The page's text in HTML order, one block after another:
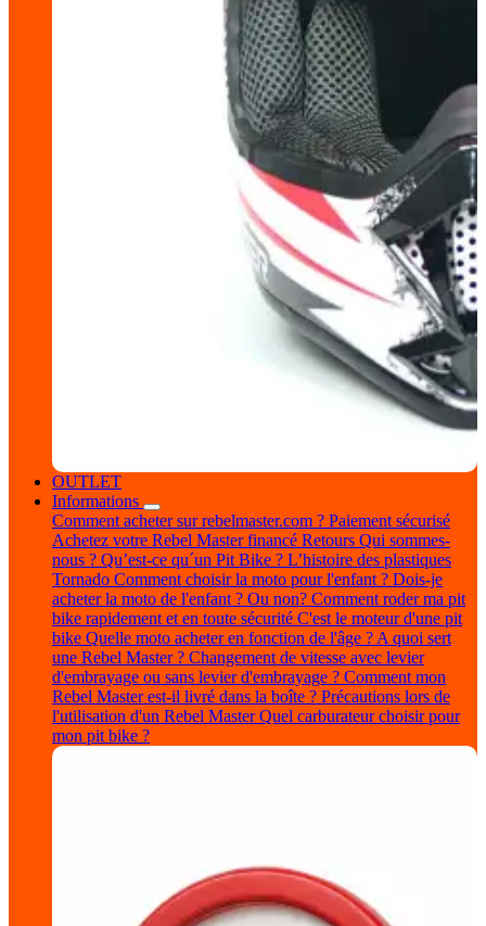
OUTLET
Informations
Comment acheter sur rebelmaster.com ? Paiement sécurisé
Achetez votre Rebel Master financé Retours Qui sommes-
nous ? Qu’est-ce qu´un Pit Bike ? L’histoire des plastiques
Tornado Comment choisir la moto pour l'enfant ? Dois-je
acheter la moto de l'enfant ? Ou non? Comment roder ma pit
bike rapidement et en toute sécurité C'est le moteur d'une pit
bike Quelle moto acheter en fonction de l'âge ? A quoi sert
une Rebel Master ? Changement de vitesse avec levier
d'embrayage ou sans levier d'embrayage ? Comment mon
Rebel Master est-il livré dans la boîte ? Précautions lors de
l'utilisation d'un Rebel MasterQuel carburateur choisir pour
mon pit bike ?